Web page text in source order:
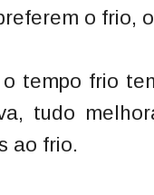
o frio,
tempo frio
tudo
ao frio.